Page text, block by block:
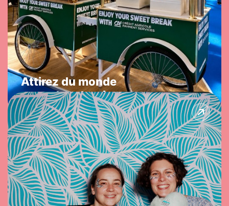
Attirez du monde
sur votre stand
SALON PROFESSIONNEL
Fédérez autour du sucré
Séminaires, team buildings, soirées de fin d’année…
On crée le moment doux qui soude les équipes et
transforme un événement pro en souvenir collectif.
COHÉSION
CONVIVIALITÉ
CLÉ EN MAIN